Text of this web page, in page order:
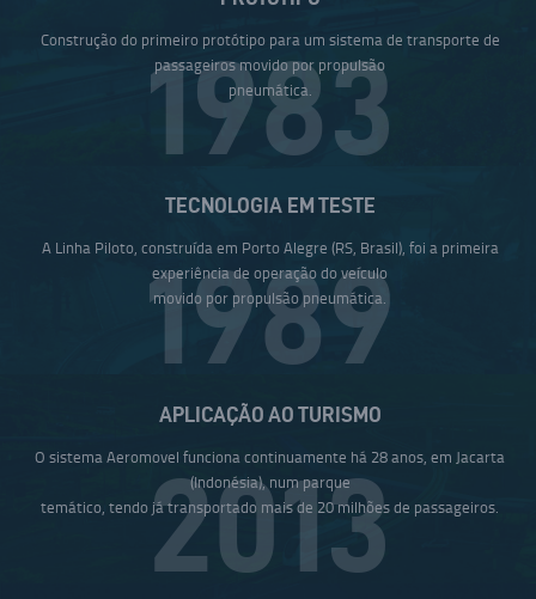
Construção do primeiro protótipo para um sistema de transporte de
passageiros movido por propulsão
pneumática.
1983
TECNOLOGIA EM TESTE
A Linha Piloto, construída em Porto Alegre (RS, Brasil), foi a primeira
experiência de operação do veículo
movido por propulsão pneumática.
1989
APLICAÇÃO AO TURISMO
O sistema Aeromovel funciona continuamente há 28 anos, em Jacarta
(Indonésia), num parque
temático, tendo já transportado mais de 20 milhões de passageiros.
2013